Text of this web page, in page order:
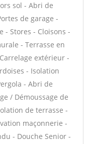
sol - Abri de
de garage -
- Stores - Cloisons -
- Terrasse en
extérieur -
- Isolation
- Abri de
/ Démoussage de
de terrasse -
maçonnerie -
- Douche Senior -